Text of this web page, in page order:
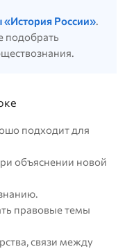
России».
подобрать
подходит для
объяснении новой
правовые темы
связи между